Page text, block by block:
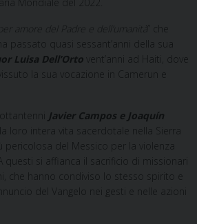
” che
passato quasi sessant’anni della sua
Luisa Dell’Orto vent’anni ad Haiti, dove
la sua vocazione in Camerun e
Javier Campos e Joaquín
loro intera vita sacerdotale nella Sierra
pericolosa del Messico per la violenza
questi si affianca il sacrificio di missionari
che hanno condiviso lo stesso spirito e
del Vangelo nei gesti e nelle azioni